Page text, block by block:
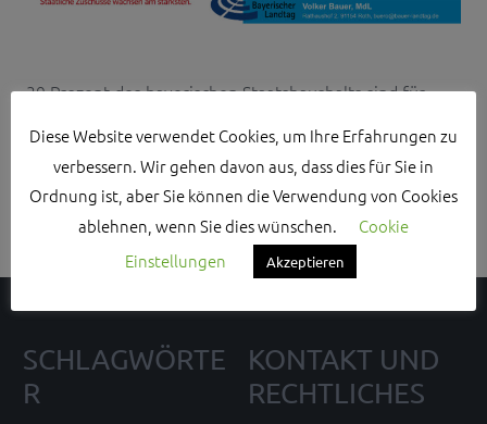
39 Prozent des bayerischen Staatshaushalts sind für
Landesbetreuungsgeld. Bayern zahlt 52 Prozent der
KiGa-Betriebskosten. Und die Elternbeiträge für KiTas
bleiben dank wachsender staatl. Zuschüsse stabil.
SCHLAGWÖRTE
R
KONTAKT UND
RECHTLICHES
Diese Website verwendet Cookies, um Ihre Erfahrungen zu
verbessern. Wir gehen davon aus, dass dies für Sie in
Ordnung ist, aber Sie können die Verwendung von Cookies
ablehnen, wenn Sie dies wünschen.
Cookie
Einstellungen
Akzeptieren